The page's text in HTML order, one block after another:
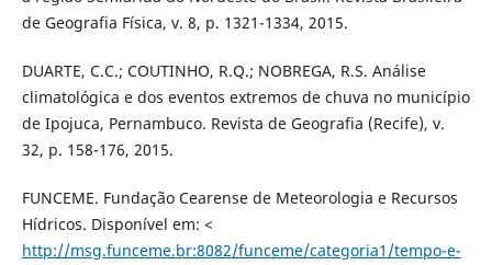
de Geografia Física, v. 8, p. 1321-1334, 2015.
DUARTE, C.C.; COUTINHO, R.Q.; NOBREGA, R.S. Análise
climatológica e dos eventos extremos de chuva no município
de Ipojuca, Pernambuco. Revista de Geografia (Recife), v.
32, p. 158-176, 2015.
FUNCEME. Fundação Cearense de Meteorologia e Recursos
Hídricos. Disponível em: <
http://msg.funceme.br:8082/funceme/categoria1/tempo-e-